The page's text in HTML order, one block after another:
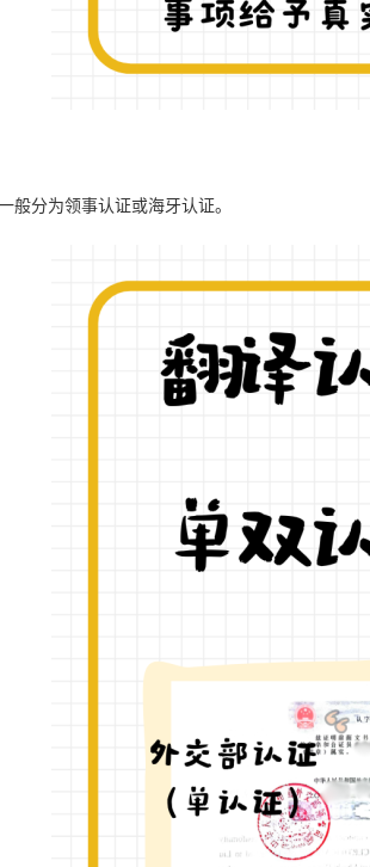
般分为领事认证或海牙认证。